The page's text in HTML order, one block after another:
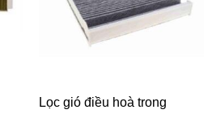
Lọc gió điều hoà trong